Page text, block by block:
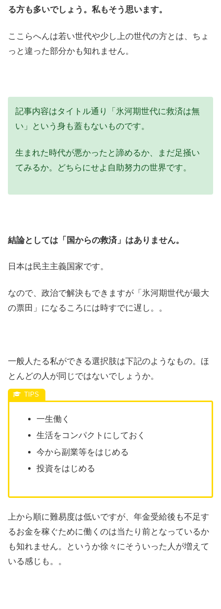
る方も多いでしょう。私もそう思います。
ここらへんは若い世代や少し上の世代の方とは、ちょ
っと違った部分かも知れません。
記事内容はタイトル通り「氷河期世代に救済は無
い」という身も蓋もないものです。
生まれた時代が悪かったと諦めるか、まだ足掻い
てみるか。どちらにせよ自助努力の世界です。
結論としては「国からの救済」はありません。
日本は民主主義国家です。
なので、政治で解決もできますが「氷河期世代が最大
の票田」になるころには時すでに遅し。。
一般人たる私ができる選択肢は下記のようなもの。ほ
とんどの人が同じではないでしょうか。
一生働く
生活をコンパクトにしておく
今から副業等をはじめる
投資をはじめる
上から順に難易度は低いですが、年金受給後も不足す
るお金を稼ぐために働くのは当たり前となっているか
も知れません。というか徐々にそういった人が増えて
いる感じも。。